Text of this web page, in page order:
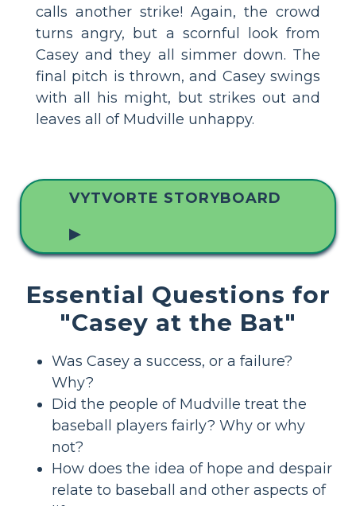
calls another strike! Again, the crowd
turns angry, but a scornful look from
Casey and they all simmer down. The
final pitch is thrown, and Casey swings
with all his might, but strikes out and
leaves all of Mudville unhappy.
VYTVORTE STORYBOARD
▶
Essential Questions for
"Casey at the Bat"
Was Casey a success, or a failure?
Why?
Did the people of Mudville treat the
baseball players fairly? Why or why
not?
How does the idea of hope and despair
relate to baseball and other aspects of